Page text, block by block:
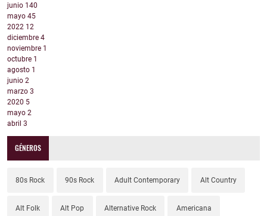
junio 140
mayo 45
2022 12
diciembre 4
noviembre 1
octubre 1
agosto 1
junio 2
marzo 3
2020 5
mayo 2
abril 3
GÉNEROS
80s Rock 90s Rock Adult Contemporary Alt Country
Alt Folk Alt Pop Alternative Rock Americana